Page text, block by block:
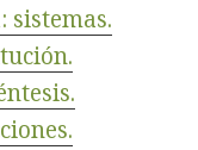
sistemas.